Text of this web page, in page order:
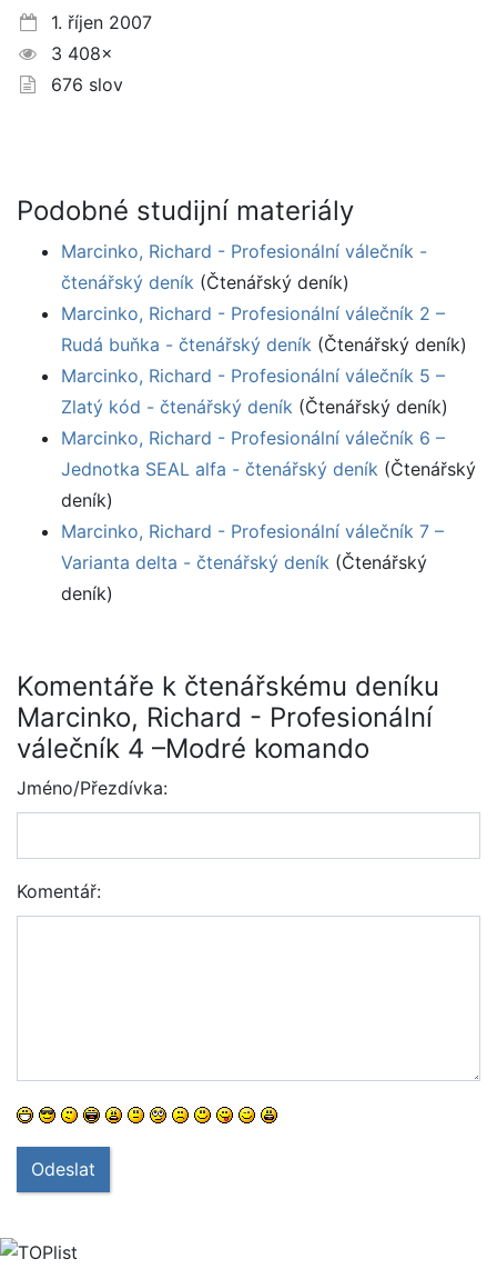
1. říjen 2007
3 408×
676 slov
Podobné studijní materiály
Marcinko, Richard - Profesionální válečník -
čtenářský deník (Čtenářský deník)
Marcinko, Richard - Profesionální válečník 2 –
Rudá buňka - čtenářský deník (Čtenářský deník)
Marcinko, Richard - Profesionální válečník 5 –
Zlatý kód - čtenářský deník (Čtenářský deník)
Marcinko, Richard - Profesionální válečník 6 –
Jednotka SEAL alfa - čtenářský deník (Čtenářský
deník)
Marcinko, Richard - Profesionální válečník 7 –
Varianta delta - čtenářský deník (Čtenářský
deník)
Komentáře k čtenářskému deníku
Marcinko, Richard - Profesionální
válečník 4 –Modré komando
Jméno/Přezdívka:
Komentář:
Odeslat